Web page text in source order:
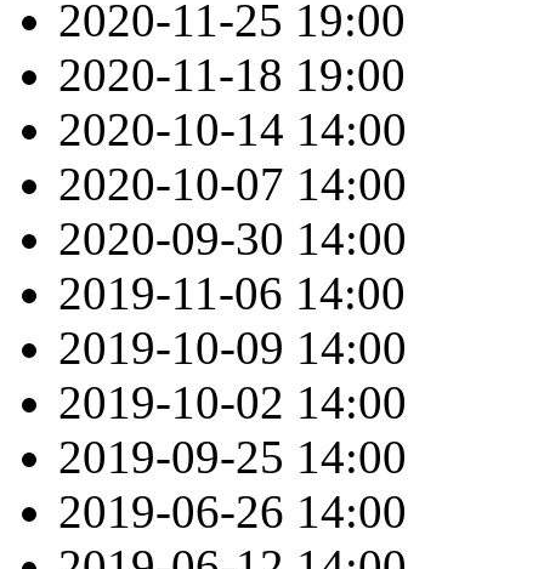
2020-11-25 19:00
2020-11-18 19:00
2020-10-14 14:00
2020-10-07 14:00
2020-09-30 14:00
2019-11-06 14:00
2019-10-09 14:00
2019-10-02 14:00
2019-09-25 14:00
2019-06-26 14:00